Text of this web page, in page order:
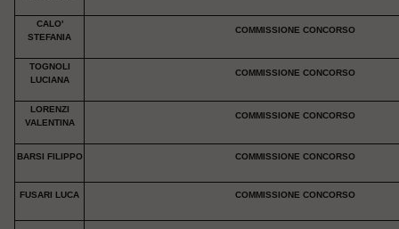
CALO'
STEFANIA
COMMISSIONE CONCORSO
TOGNOLI
LUCIANA
COMMISSIONE CONCORSO
LORENZI
VALENTINA
COMMISSIONE CONCORSO
BARSI FILIPPO COMMISSIONE CONCORSO
FUSARI LUCA COMMISSIONE CONCORSO